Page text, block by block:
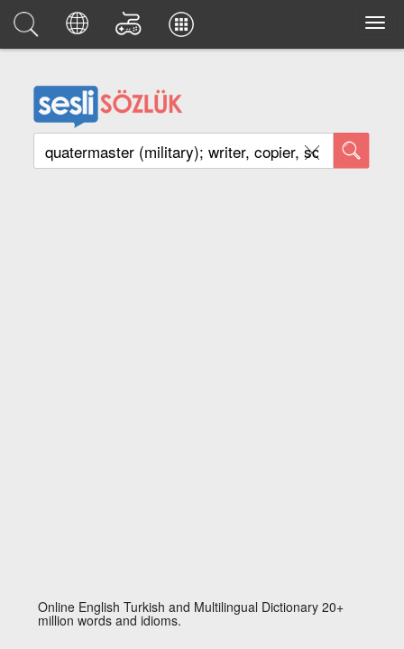
Online English Turkish and Multilingual Dictionary 20+
million words and idioms.